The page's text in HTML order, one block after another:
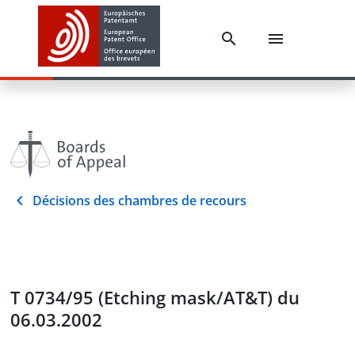
Décisions des chambres de recours
T 0734/95 (Etching mask/AT&T) du
06.03.2002